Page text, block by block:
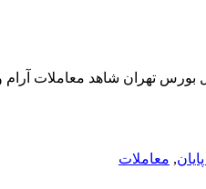
روز سه‌شنبهمعامله‌گران بازار سهام امروز با تقویت
, معاملات